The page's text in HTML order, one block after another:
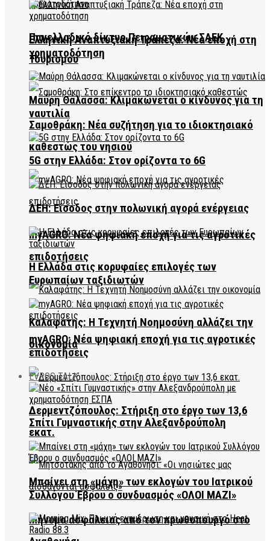
Πανελλαδικό δίκτυο Πειραματικών ΣΑΕΚ
Τουρισμού
Σαμοθράκη: Νέα συζήτηση για το ιδιοκτησιακό
καθεστώς του νησιού
myAGRO: Νέα ψηφιακή εποχή για τις αγροτικές
επιδοτήσεις
Καλαφάτης: Η Τεχνητή Νοημοσύνη αλλάζει την
οικονομία
Δερμεντζόπουλος: Στήριξη στο έργο των 13,6
εκατ.
Μήνυμα ασφάλειας από τον πρωθυπουργό στο
Ελληνική Αναπτυξιακή Τράπεζα: Νέα εποχή στη
χρηματοδότηση
Μαύρη Θάλασσα: Κλιμακώνεται ο κίνδυνος για τη
ναυτιλία
5G στην Ελλάδα: Στον ορίζοντα το 6G
ΔΕΗ: Είσοδος στην πολωνική αγορά ενέργειας
Η Ελλάδα στις κορυφαίες επιλογές των
Ευρωπαίων ταξιδιωτών
myAGRO: Νέα ψηφιακή εποχή για τις αγροτικές
επιδοτήσεις
EVROS TALK
Σπίτι Γυμναστικής στην Αλεξανδρούπολη
Μπαίνει στη «μάχη» των εκλογών του Ιατρικού
Συλλόγου Έβρου ο συνδυασμός «ΟΛΟΙ ΜΑΖΙ»